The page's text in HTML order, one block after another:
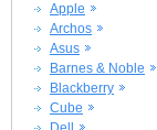
Apple
Archos
Asus
Barnes & Noble
Blackberry
Cube